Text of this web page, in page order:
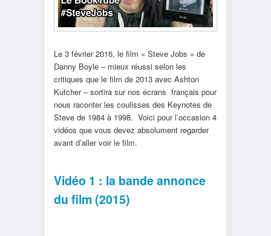
Le 3 février 2016, le film « Steve Jobs » de
Danny Boyle – mieux réussi selon les
critiques que le film de 2013 avec Ashton
Kutcher – sortira sur nos écrans français pour
nous raconter les coulisses des Keynotes de
Steve de 1984 à 1998. Voici pour l’occasion 4
vidéos que vous devez absolument regarder
avant d’aller voir le film.
Vidéo 1 : la bande annonce
du film (2015)